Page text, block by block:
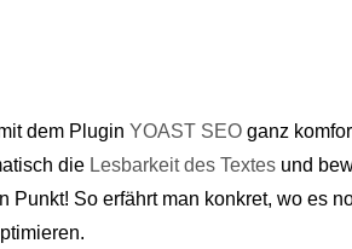
dem Plugin YOAST SEO ganz
die Lesbarkeit des Textes und
So erfährt man konkret, wo es